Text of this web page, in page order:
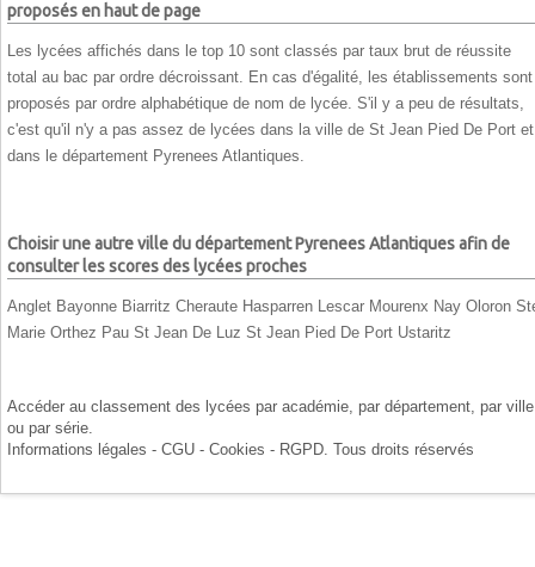
proposés en haut de page
Les lycées affichés dans le top 10 sont classés par taux brut de réussite
total au bac par ordre décroissant. En cas d'égalité, les établissements sont
proposés par ordre alphabétique de nom de lycée. S'il y a peu de résultats,
c'est qu'il n'y a pas assez de lycées dans la ville de St Jean Pied De Port et
dans le département Pyrenees Atlantiques.
Choisir une autre ville du département Pyrenees Atlantiques afin de
consulter les scores des lycées proches
Anglet Bayonne Biarritz Cheraute Hasparren Lescar Mourenx Nay Oloron
Marie Orthez Pau St Jean De Luz St Jean Pied De Port Ustaritz
Accéder au classement des lycées par académie , par département , par ville
ou par série
Informations légales - CGU - Cookies - RGPD . Tous droits réservés